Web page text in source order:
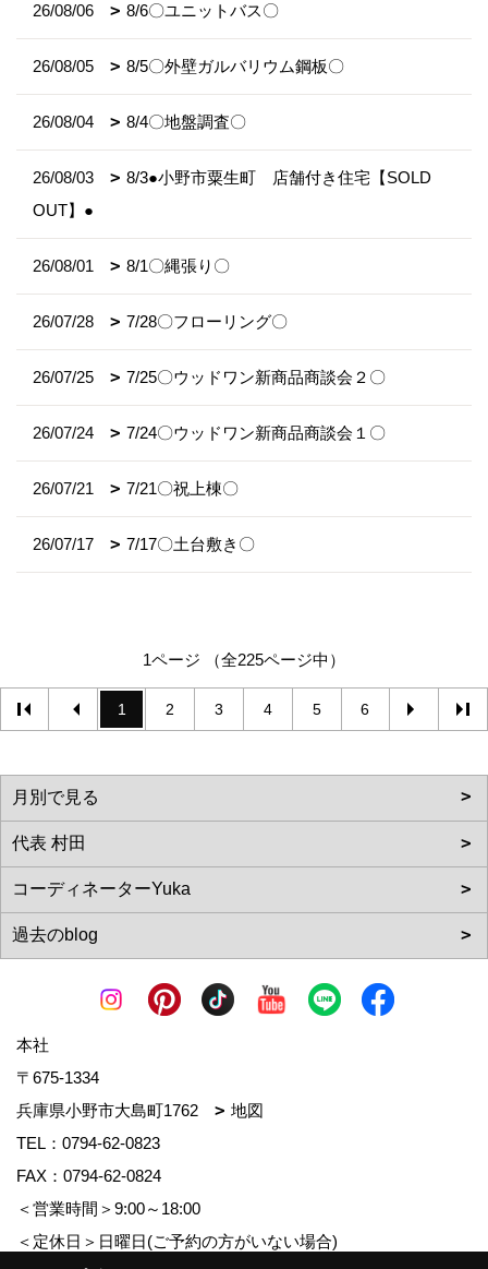
26/08/06 8/6〇ユニットバス〇
26/08/05 8/5〇外壁ガルバリウム鋼板〇
26/08/04 8/4〇地盤調査〇
26/08/03
8/3●小野市粟生町 店舗付き住宅【SOLD
OUT】●
26/08/01 8/1〇縄張り〇
26/07/28 7/28〇フローリング〇
26/07/25 7/25〇ウッドワン新商品商談会２〇
26/07/24 7/24〇ウッドワン新商品商談会１〇
26/07/21 7/21〇祝上棟〇
26/07/17 7/17〇土台敷き〇
1ページ （全225ページ中）
1 2 3 4 5 6
本社
〒675-1334
兵庫県小野市大島町1762
地図
TEL： 0794-62-0823
FAX：0794-62-0824
＜営業時間＞9:00～18:00
＜定休日＞日曜日(ご予約の方がいない場合)